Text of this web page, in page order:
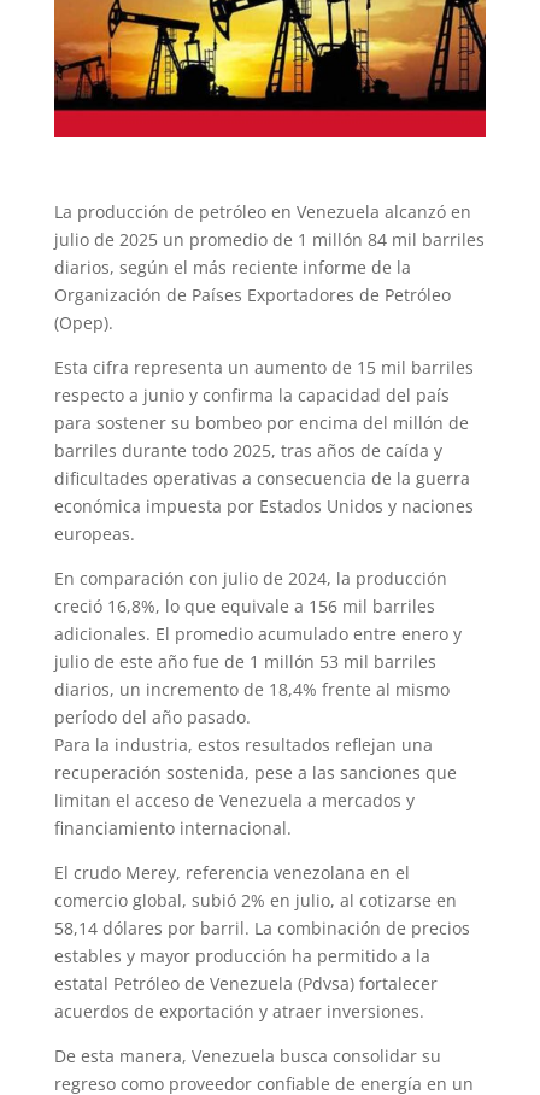
La producción de petróleo en Venezuela alcanzó en
julio de 2025 un promedio de 1 millón 84 mil barriles
diarios, según el más reciente informe de la
Organización de Países Exportadores de Petróleo
(Opep).
Esta cifra representa un aumento de 15 mil barriles
respecto a junio y confirma la capacidad del país
para sostener su bombeo por encima del millón de
barriles durante todo 2025, tras años de caída y
dificultades operativas a consecuencia de la guerra
económica impuesta por Estados Unidos y naciones
europeas.
En comparación con julio de 2024, la producción
creció 16,8%, lo que equivale a 156 mil barriles
adicionales. El promedio acumulado entre enero y
julio de este año fue de 1 millón 53 mil barriles
diarios, un incremento de 18,4% frente al mismo
período del año pasado.
Para la industria, estos resultados reflejan una
recuperación sostenida, pese a las sanciones que
limitan el acceso de Venezuela a mercados y
financiamiento internacional.
El crudo Merey, referencia venezolana en el
comercio global, subió 2% en julio, al cotizarse en
58,14 dólares por barril. La combinación de precios
estables y mayor producción ha permitido a la
estatal Petróleo de Venezuela (Pdvsa) fortalecer
acuerdos de exportación y atraer inversiones.
De esta manera, Venezuela busca consolidar su
regreso como proveedor confiable de energía en un